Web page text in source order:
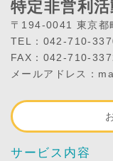
特定非営利
〒194-0041 東京都
TEL：042-710-
FAX：042-710-
メールアドレス：
サービス内容